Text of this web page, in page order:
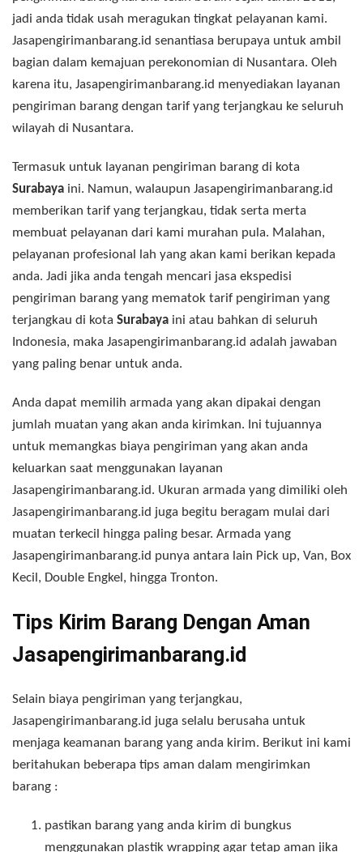
jadi anda tidak usah meragukan tingkat pelayanan kami.
Jasapengirimanbarang.id senantiasa berupaya untuk ambil
bagian dalam kemajuan perekonomian di Nusantara. Oleh
karena itu, Jasapengirimanbarang.id menyediakan layanan
pengiriman barang dengan tarif yang terjangkau ke seluruh
wilayah di Nusantara.
Termasuk untuk layanan pengiriman barang di kota
Surabaya ini. Namun, walaupun Jasapengirimanbarang.id
memberikan tarif yang terjangkau, tidak serta merta
membuat pelayanan dari kami murahan pula. Malahan,
pelayanan profesional lah yang akan kami berikan kepada
anda. Jadi jika anda tengah mencari jasa ekspedisi
pengiriman barang yang mematok tarif pengiriman yang
terjangkau di kota Surabaya ini atau bahkan di seluruh
Indonesia, maka Jasapengirimanbarang.id adalah jawaban
yang paling benar untuk anda.
Anda dapat memilih armada yang akan dipakai dengan
jumlah muatan yang akan anda kirimkan. Ini tujuannya
untuk memangkas biaya pengiriman yang akan anda
keluarkan saat menggunakan layanan
Jasapengirimanbarang.id. Ukuran armada yang dimiliki oleh
Jasapengirimanbarang.id juga begitu beragam mulai dari
muatan terkecil hingga paling besar. Armada yang
Jasapengirimanbarang.id punya antara lain Pick up, Van, Box
Kecil, Double Engkel, hingga Tronton.
Tips Kirim Barang Dengan Aman
Jasapengirimanbarang.id
Selain biaya pengiriman yang terjangkau,
Jasapengirimanbarang.id juga selalu berusaha untuk
menjaga keamanan barang yang anda kirim. Berikut ini kami
beritahukan beberapa tips aman dalam mengirimkan
barang :
pastikan barang yang anda kirim di bungkus
menggunakan plastik wrapping agar tetap aman jika